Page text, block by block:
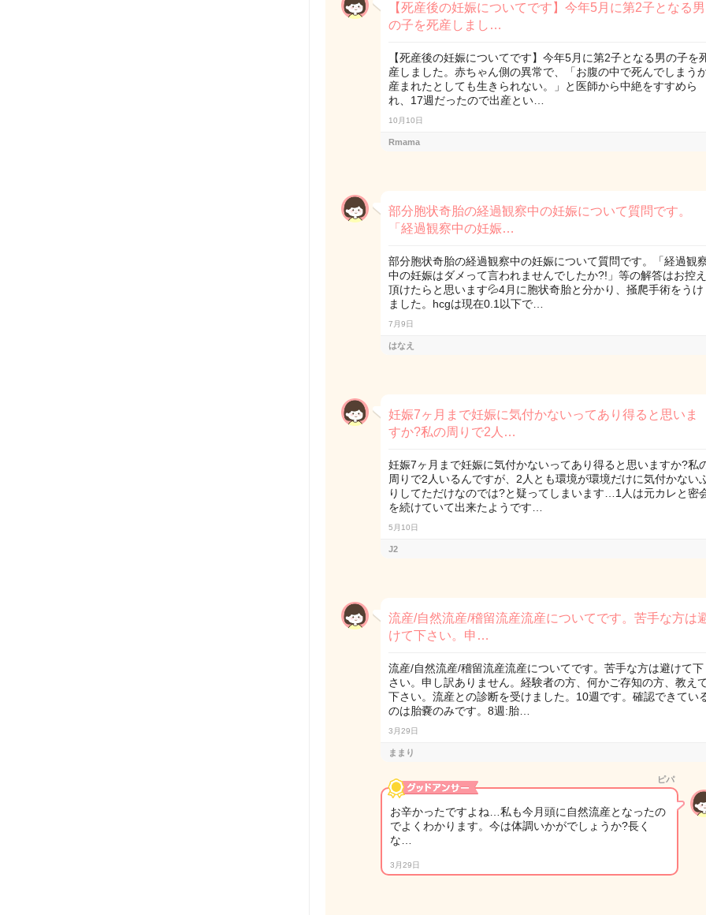
【死産後の妊娠についてです】今年5月に第2子となる男
の子を死産しまし…
【死産後の妊娠についてです】今年5月に第2子となる男の子を
産しました。赤ちゃん側の異常で、「お腹の中で死んでしまう
産まれたとしても生きられない。」と医師から中絶をすすめら
れ、17週だったので出産とい…
10月10日
Rmama
部分胞状奇胎の経過観察中の妊娠について質問です。
「経過観察中の妊娠…
部分胞状奇胎の経過観察中の妊娠について質問です。「経過観
中の妊娠はダメって言われませんでしたか?!」等の解答はお控え
頂けたらと思います💦4月に胞状奇胎と分かり、掻爬手術をうけ
ました。hcgは現在0.1以下で…
7月9日
はなえ
妊娠7ヶ月まで妊娠に気付かないってあり得ると思いま
すか?私の周りで2人…
妊娠7ヶ月まで妊娠に気付かないってあり得ると思いますか?私
周りで2人いるんですが、2人とも環境が環境だけに気付かない
りしてただけなのでは?と疑ってしまいます…1人は元カレと密
を続けていて出来たようです…
5月10日
J2
流産/自然流産/稽留流産流産についてです。苦手な方は
けて下さい。申…
流産/自然流産/稽留流産流産についてです。苦手な方は避けて下
さい。申し訳ありません。経験者の方、何かご存知の方、教え
下さい。流産との診断を受けました。10週です。確認できてい
のは胎嚢のみです。8週:胎…
3月29日
ままり
ピパ
お辛かったですよね…私も今月頭に自然流産となったの
でよくわかります。今は体調いかがでしょうか?長く
な…
3月29日